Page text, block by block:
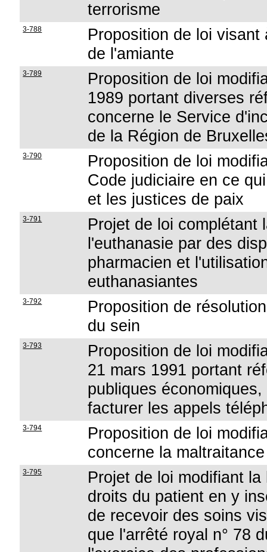
terrorisme
3-788
Proposition de loi
de l'amiante
3-789
Proposition de loi
1989 portant diverses
concerne le Service
de la Région de
3-790
Proposition de loi
Code judiciaire en ce
et les justices de paix
3-791
Projet de loi complétant
l'euthanasie par des
pharmacien et
euthanasiantes
3-792
Proposition de
du sein
3-793
Proposition de loi
21 mars 1991 portant
publiques
facturer les appels
3-794
Proposition de loi
concerne la
3-795
Projet de loi modifiant
droits du patient en y
de recevoir des soins
que l'arrêté royal n° 78